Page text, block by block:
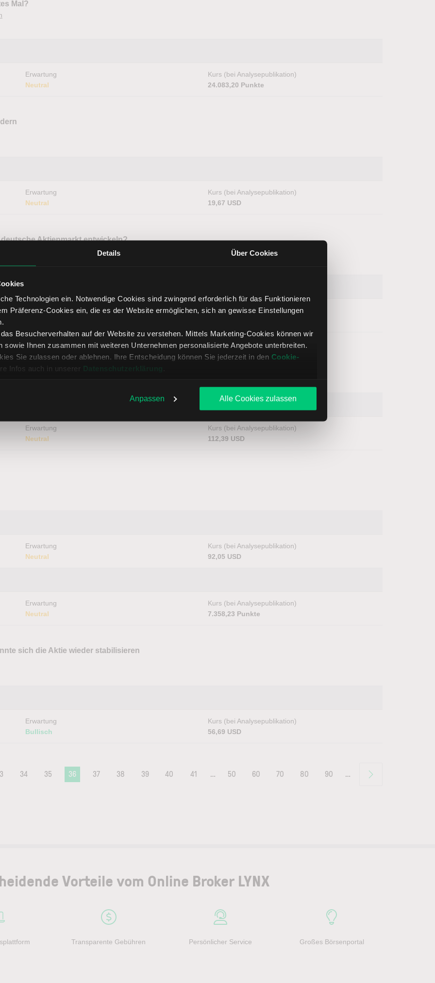
Details Über Cookies
Technologien ein. Notwendige Cookies sind zwingend erforderlich für das Funktionieren
Präferenz-Cookies ein, die es der Website ermöglichen, sich an gewisse Einstellungen
Besucherverhalten auf der Website zu verstehen. Mittels Marketing-Cookies können wir
sowie Ihnen zusammen mit weiteren Unternehmen personalisierte Angebote unterbreiten.
Sie zulassen oder ablehnen. Ihre Entscheidung können Sie jederzeit in den Cookie-
Infos auch in unserer Datenschutzerklärung
Anpassen Alle Cookies zulassen
Mal?
Erwartung
Neutral
Kurs (bei Analysepublikation)
24.083,20 Punkte
Erwartung
Neutral
Kurs (bei Analysepublikation)
19,67 USD
Aktienmarkt entwickeln?
Tipps
Erwartung
Kurs (bei Analysepublikation)
und Rallyestart?
Erwartung
Neutral
Kurs (bei Analysepublikation)
112,39 USD
Erwartung
Neutral
Kurs (bei Analysepublikation)
92,05 USD
Erwartung
Neutral
Kurs (bei Analysepublikation)
7.358,23 Punkte
sich die Aktie wieder stabilisieren
Erwartung
Bullisch
Kurs (bei Analysepublikation)
56,69 USD
34 35 36 37 38 39 40 41 … 50 60 70 80 90 …
Vorteile vom Online Broker LYNX
Transparente Gebühren Persönlicher Service Großes Börsenportal